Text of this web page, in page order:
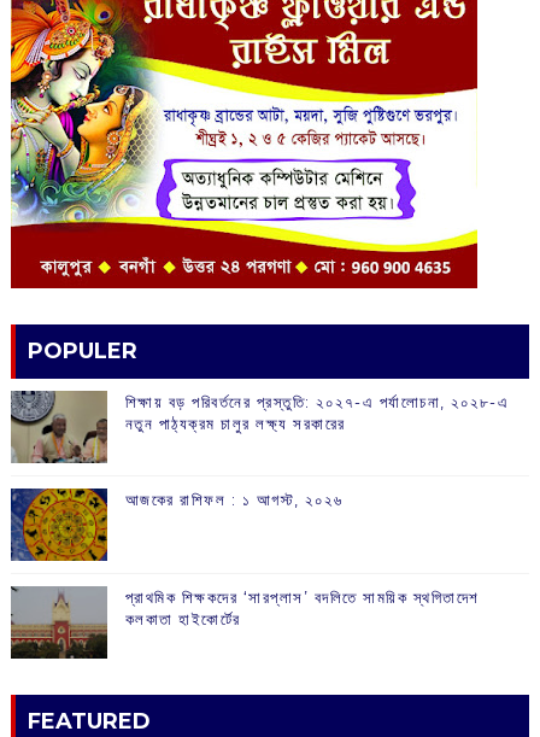
POPULER
শিক্ষায় বড় পরিবর্তনের প্রস্তুতি: ২০২৭-এ পর্যালোচনা, ২০২৮-এ
নতুন পাঠ্যক্রম চালুর লক্ষ্য সরকারের
আজকের রাশিফল :‌ ‌‌১ আগস্ট, ২০২৬
প্রাথমিক শিক্ষকদের ‘সারপ্লাস’ বদলিতে সাময়িক স্থগিতাদেশ
কলকাতা হাইকোর্টের
FEATURED